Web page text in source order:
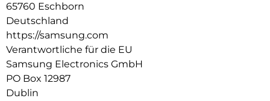
65760 Eschborn
Deutschland
https://samsung.com
Verantwortliche für die EU
Samsung Electronics GmbH
PO Box 12987
Dublin